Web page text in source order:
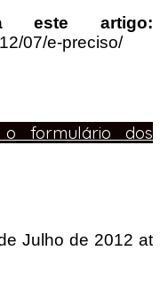
este artigo:
07/e-preciso/
formulário dos
Julho de 2012 at